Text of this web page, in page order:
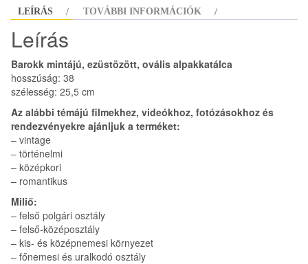
LEÍRÁS TOVÁBBI INFORMÁCIÓK
Leírás
Barokk mintájú, ezüstözött, ovális alpakkatálca
hosszúság: 38
szélesség: 25,5 cm
Az alábbi témájú filmekhez, videókhoz, fotózásokhoz és
rendezvényekre ajánljuk a terméket:
– vintage
– történelmi
– középkori
– romantikus
Miliő:
– felső polgári osztály
– felső-középosztály
– kis- és középnemesi környezet
– főnemesi és uralkodó osztály